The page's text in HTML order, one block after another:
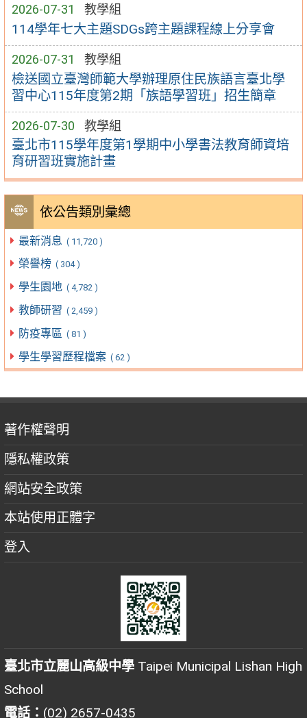
2026-07-31 教學組
114學年七大主題SDGs跨主題課程線上分享會
2026-07-31 教學組
檢送國立臺灣師範大學辦理原住民族語言臺北學
習中心115年度第2期「族語學習班」招生簡章
2026-07-30 教學組
臺北市115學年度第1學期中小學書法教育師資培
育研習班實施計畫
依公告類別彙總
最新消息 ( 11,720 )
榮譽榜 ( 304 )
學生園地 ( 4,782 )
教師研習 ( 2,459 )
防疫專區 ( 81 )
學生學習歷程檔案 ( 62 )
著作權聲明
隱私權政策
網站安全政策
本站使用正體字
登入
臺北市立麗山高級中學 Taipei Municipal Lishan High
School
電話： (02) 2657-0435